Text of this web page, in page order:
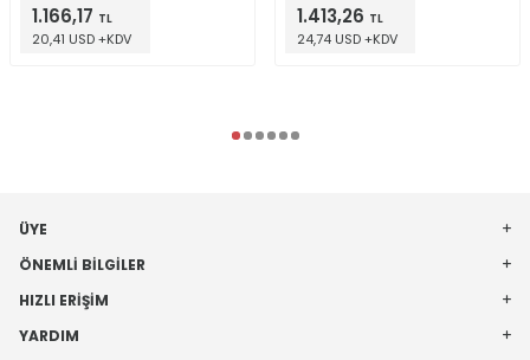
1.166,17 TL
20,41 USD +KDV
1.413,26 TL
24,74 USD +KDV
ÜYE
ÖNEMLI BILGILER
HIZLI ERIŞIM
YARDIM